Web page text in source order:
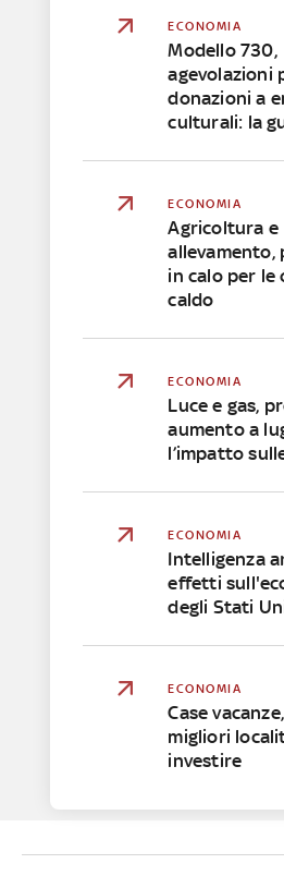
ECONOMIA
Modello 730,
agevolazioni
donazioni a
culturali: la
ECONOMIA
Agricoltura e
allevamento,
in calo per le
caldo
ECONOMIA
Luce e gas,
aumento a
l’impatto
ECONOMIA
Intelligenza
effetti
degli Stati
ECONOMIA
Case
migliori
investire